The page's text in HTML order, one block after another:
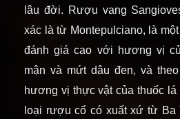
lâu đời. Rượu vang
xác là từ Montepulciano, là
đánh giá cao với hương vị
mận và mứt dâu đen, và
hương vị thực vật của thuốc lá
loại rượu cổ có xuất xứ từ Ba